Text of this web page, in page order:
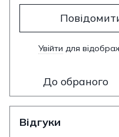
Увійти для
До обраного
Відгуки